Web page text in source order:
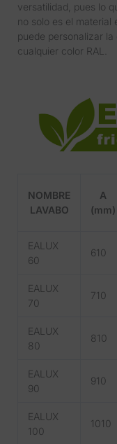
versatilidad, pues lo
no solo es el material
puede personalizar
cualquier color RAL.
NOMBRE
LAVABO
A
(mm)
EALUX
60
610
EALUX
70
710
EALUX
80
810
EALUX
90
910
EALUX
100
1010